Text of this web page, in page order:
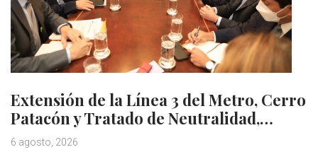
Extensión de la Línea 3 del Metro, Cerro
Patacón y Tratado de Neutralidad,…
6 agosto, 2026